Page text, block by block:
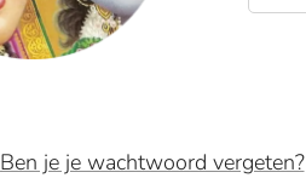
Ben je je wachtwoord vergeten?